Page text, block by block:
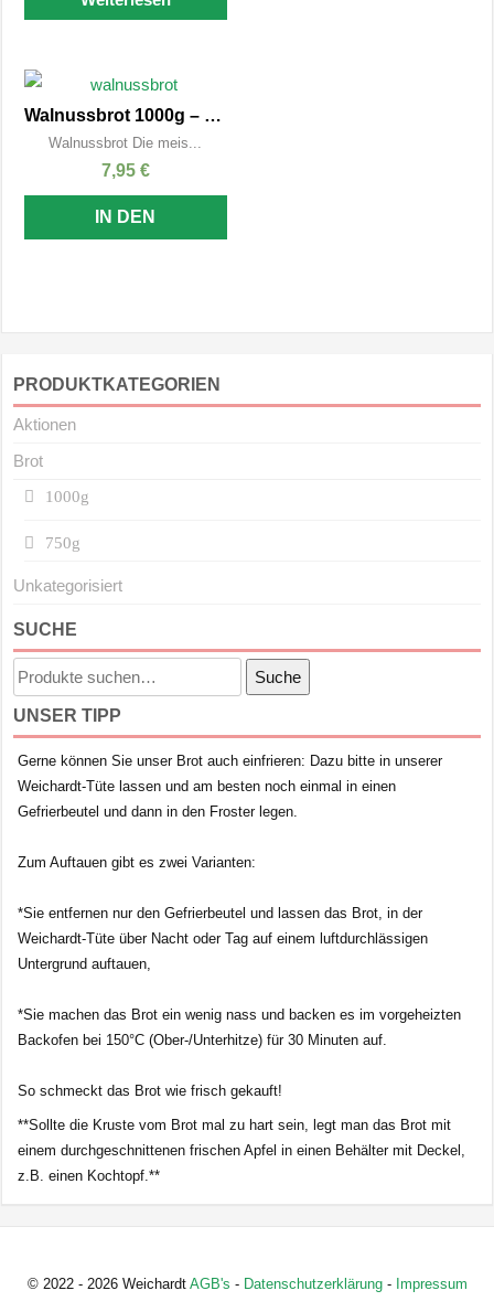
Walnussbrot 1000g – Rund
Walnussbrot Die meis...
7,95 €
IN DEN
PRODUKTKATEGORIEN
Aktionen
Brot
1000g
750g
Unkategorisiert
SUCHE
Suche
nach:
Suche
UNSER TIPP
Gerne können Sie unser Brot auch einfrieren: Dazu bitte in unserer
Weichardt-Tüte lassen und am besten noch einmal in einen
Gefrierbeutel und dann in den Froster legen.
Zum Auftauen gibt es zwei Varianten:
*Sie entfernen nur den Gefrierbeutel und lassen das Brot, in der
Weichardt-Tüte über Nacht oder Tag auf einem luftdurchlässigen
Untergrund auftauen,
*Sie machen das Brot ein wenig nass und backen es im vorgeheizten
Backofen bei 150°C (Ober-/Unterhitze) für 30 Minuten auf.
So schmeckt das Brot wie frisch gekauft!
**Sollte die Kruste vom Brot mal zu hart sein, legt man das Brot mit
einem durchgeschnittenen frischen Apfel in einen Behälter mit Deckel,
z.B. einen Kochtopf.**
© 2022 - 2026 Weichardt AGB's - Datenschutzerklärung- Impressum